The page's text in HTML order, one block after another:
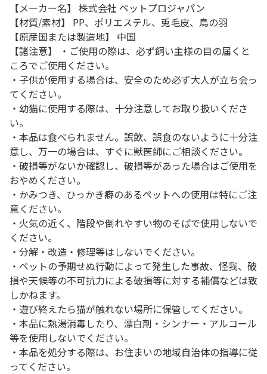
【メーカー名】 株式会社 ペットプロジャパン
【材質/素材】 PP、ポリエステル、兎毛皮、鳥の羽
【原産国または製造地】 中国
【諸注意】 ・ご使用の際は、必ず飼い主様の目の届くと
ころでご使用ください。
・子供が使用する場合は、安全のため必ず大人が立ち会っ
てください。
・幼猫に使用する際は、十分注意してお取り扱いくださ
い。
・本品は食べられません。誤飲、誤食のないように十分注
意し、万一の場合は、すぐに獣医師にご相談ください。
・破損等がないか確認し、破損等があった場合はご使用を
おやめください。
・かみつき、ひっかき癖のあるペットへの使用は特にご注
意ください。
・火気の近く、階段や倒れやすい物のそばで使用しないで
ください。
・分解・改造・修理等はしないでください。
・ペットの予期せぬ行動によって発生した事故、怪我、破
損や天候等の不可抗力による破損等に対する補償などは致
しかねます。
・遊び終えたら猫が触れない場所に保管してください。
・本品に熱湯消毒したり、漂白剤・シンナー・アルコール
等を使用しないでください。
・本品を処分する際は、お住まいの地域自治体の指導に従
ってください。